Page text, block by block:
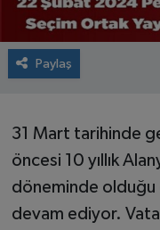
Paylaş
31 Mart tarihinde
öncesi 10 yıllık
döneminde olduğu
devam ediyor.